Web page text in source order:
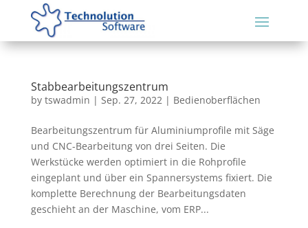
Stabbearbeitungszentrum
by tswadmin | Sep. 27, 2022| Bedienoberflächen
Bearbeitungszentrum für Aluminiumprofile mit Säge
und CNC-Bearbeitung von drei Seiten. Die
Werkstücke werden optimiert in die Rohprofile
eingeplant und über ein Spannersystems fixiert. Die
komplette Berechnung der Bearbeitungsdaten
geschieht an der Maschine, vom ERP...